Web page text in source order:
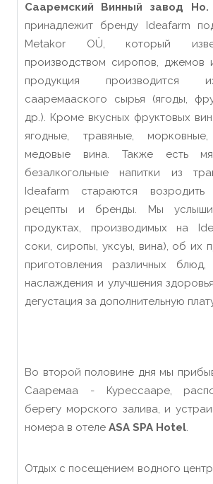
Сааремский Винный завод Но.
принадлежит бренду Ideafarm
Metakor OÜ, который
производством сиропов, джемов
продукция производится
сааремааского сырья (ягоды,
др.). Кроме вкусных фруктовых
ягодные, травяные,
медовые вина. Также есть
безалкогольные напитки из
Ideafarm стараются возродить
рецепты и бренды. Мы
продуктах, производимых на
соки, сиропы, уксуы, вина), oб их
приготовления различных блюд,
наслаждения и улучшения здоровья
дегустация за дополнительную
Во второй половине дня мы
Сааремаa
- Курессааре,
берегу морского залива, и
номера в отеле ASA SPA Hotel.
Отдых с посещением водного